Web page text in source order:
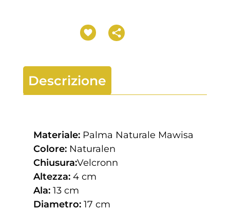
Descrizione
Materiale: Palma Naturale Mawisa
Colore: Naturalen
Chiusura:Velcronn
Altezza: 4 cm
Ala: 13 cm
Diametro: 17 cm